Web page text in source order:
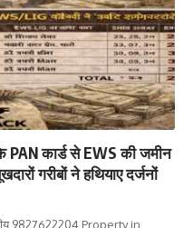
PAN कार्ड से EWS की जमीन
गरीबों ने हथियाए दर्जनों
9827622204 Property in